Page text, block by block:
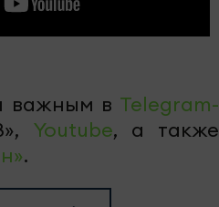
важным в Telegram-
Youtube, а также
.